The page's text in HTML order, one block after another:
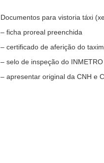
Documentos para vistoria táxi
– ficha proreal preenchida
– certificado de aferição do
– selo de inspeção do
– apresentar original da CNH e